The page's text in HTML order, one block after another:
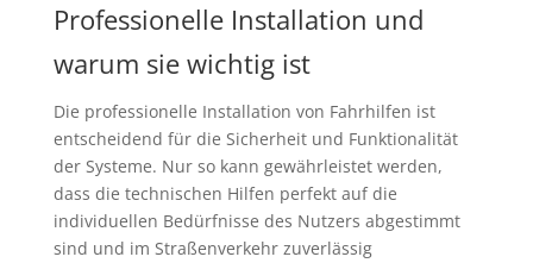
Professionelle Installation und
warum sie wichtig ist
Die professionelle Installation von Fahrhilfen ist
entscheidend für die Sicherheit und Funktionalität
der Systeme. Nur so kann gewährleistet werden,
dass die technischen Hilfen perfekt auf die
individuellen Bedürfnisse des Nutzers abgestimmt
sind und im Straßenverkehr zuverlässig